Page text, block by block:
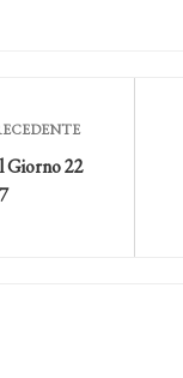
Giorno 22